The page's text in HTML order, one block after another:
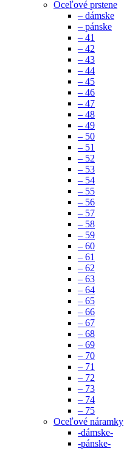
Oceľové prstene
– dámske
– pánske
– 41
– 42
– 43
– 44
– 45
– 46
– 47
– 48
– 49
– 50
– 51
– 52
– 53
– 54
– 55
– 56
– 57
– 58
– 59
– 60
– 61
– 62
– 63
– 64
– 65
– 66
– 67
– 68
– 69
– 70
– 71
– 72
– 73
– 74
– 75
Oceľové náramky
-dámske-
-pánske-